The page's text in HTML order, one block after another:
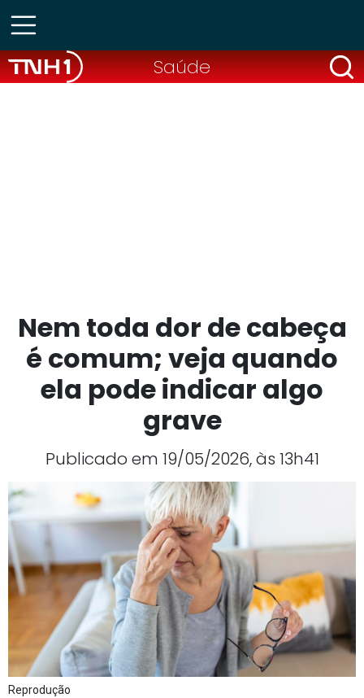
Saúde
Nem toda dor de cabeça
é comum; veja quando
ela pode indicar algo
grave
Publicado em 19/05/2026, às 13h41
Reprodução